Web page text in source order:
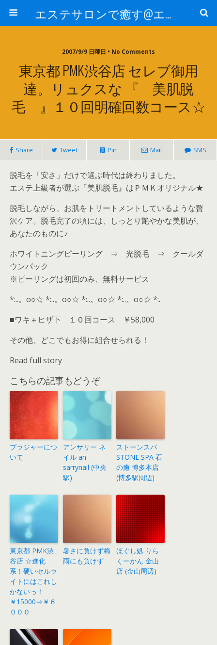
エステサロンで癒す@エステ～全国エステ情報
2007/9/9 日曜日 • No Comments
東京都 PMK渋谷店 セレブ御用
達。リュクスな 『 美肌脱
毛 』１０回明確回数コース☆
Share Tweet Pin Mail SMS
脱毛を「安さ」だけで選ぶ時代は終わりました。
エステ上級者が選ぶ『美肌脱毛』はＰＭＫオリジナル★
脱毛しながら、お肌をトリートメントしているような贅
沢ケア。脱毛完了の頃には、しっとり艶やかな美肌が、
あなたのものに♪
ホワイトニングピーリング ⇒ 光脱毛 ⇒ クールダ
ウンパック
※ピーリングは初回のみ、無料サービス
*:..。o○☆ *:..。o○☆ *:..。o○☆ *:..。o○☆ *:.
■ワキ＋ヒザ下 １０回コース ￥58,000
その他、どこでもお得に組合せられる！
Read full story
こちらの記事もどうぞ
ブラジャーにつ
いて
アンサリー ネ
イル an
sarrynail (中央
駅)
ストーンスパ
STONE SPA 石
の癒 博多本店
(博多駅周辺)
東京都 PMK渋
谷店 ☆進化
系！硬いセルラ
イトにはこれし
かないっ！
￥15000⇒￥６
０００
暑さに負けず梅
雨にも負けず
ほぐし処 りら
くーかん 金山
店 (金山周辺)